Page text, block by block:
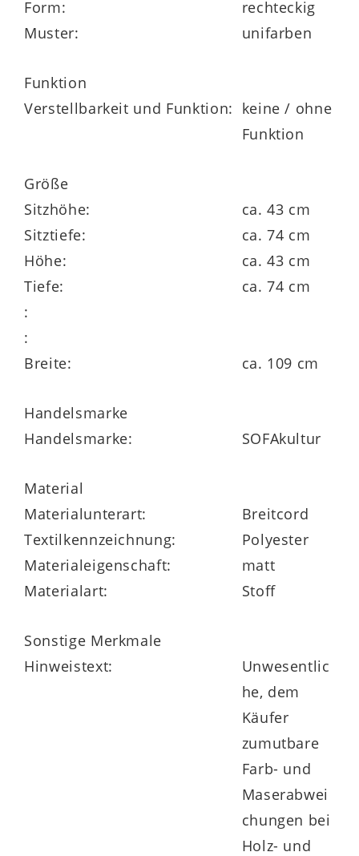
Bodenfreiheit – ideal für
Staubsaugerroboter
viele Stoff- oder Ledervarianten, mit und
ohne Kontrastnaht möglich, mit im
Originalbezug bezogenen Rückseiten
klimaschonend in Europa produziert und
mit dem Gütesiegel Goldenes M
ausgezeichnet
Form:
rechteckig
Muster:
unifarben
Funktion
Verstellbarkeit und Funktion: keine / ohne
Funktion
Größe
Sitzhöhe:
ca. 43 cm
Sitztiefe:
ca. 74 cm
Höhe:
ca. 43 cm
Tiefe:
ca. 74 cm
:
:
Breite:
ca. 109 cm
Handelsmarke
Handelsmarke:
SOFAkultur
Material
Materialunterart:
Breitcord
Textilkennzeichnung:
Polyester
Materialeigenschaft:
matt
Materialart:
Stoff
Sonstige Merkmale
Hinweistext:
Unwesentlic
he, dem
Käufer
zumutbare
Farb- und
Maserabwei
chungen bei
Holz- und